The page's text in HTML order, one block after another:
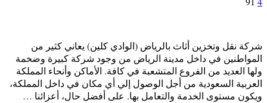
شركة نقل وتخزين أثاث بالرياض (الوادي كلين) يعاني كثير من
المواطنين في داخل مدينة الرياض من وجود شركة كبيرة وضخمة
ولها العديد من الفروع المتشعبة في كافة. الأماكن وأنحاء المملكة
العربية السعودية من أجل الوصول إلي أي مكان في داخل المملكة،
ويكون مستوى الخدمة والتعامل بها. على أفضل حال، أعزائنا …